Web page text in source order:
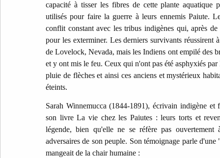
capacité à tisser les fibres de cette plante aquatique
utilisés pour faire la guerre à leurs ennemis Paiute.
conflit constant avec les tribus indigènes qui, après
pour les exterminer. Les derniers survivants réussirent
de Lovelock, Nevada, mais les Indiens ont empilé des
et y ont mis le feu. Ceux qui n'ont pas été asphyxiés par
pluie de flèches et ainsi ces anciens et mystérieux
éteints.
Sarah Winnemucca (1844-1891), écrivain indigène
son livre La vie chez les Paiutes : leurs torts et
légende, bien qu'elle ne se réfère pas ouvertement
adversaires de son peuple. Son témoignage parle
mangeait de la chair humaine :